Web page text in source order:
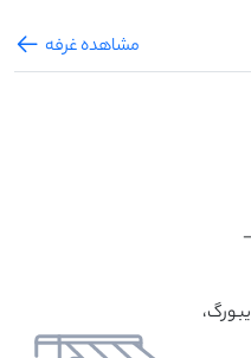
مشاهده غرفه
شماره های تماس : 03136684697-